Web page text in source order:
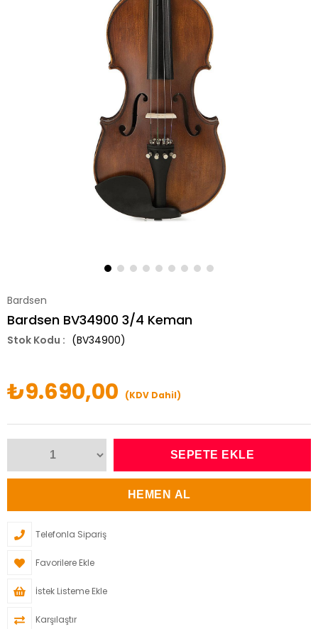
Bardsen
Bardsen BV34900 3/4 Keman
(BV34900)
₺9.690,00 (KDV Dahil)
Telefonla Sipariş
Favorilere Ekle
İstek Listeme Ekle
Karşılaştır